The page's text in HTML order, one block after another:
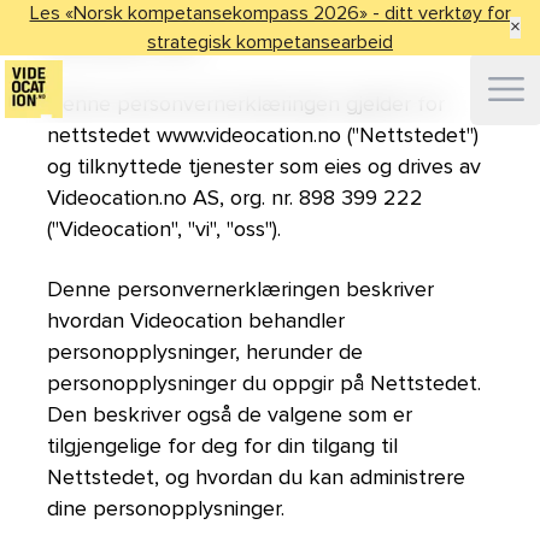
Les «Norsk kompetansekompass 2026» - ditt verktøy for
strategisk kompetansearbeid
×
November 2021
nettstedet www.videocation.no ("Nettstedet")
og tilknyttede tjenester som eies og drives av
Videocation.no AS, org. nr. 898 399 222
("Videocation", "vi", "oss").
Denne personvernerklæringen beskriver
hvordan Videocation behandler
personopplysninger, herunder de
personopplysninger du oppgir på Nettstedet.
Den beskriver også de valgene som er
tilgjengelige for deg for din tilgang til
Nettstedet, og hvordan du kan administrere
dine personopplysninger.